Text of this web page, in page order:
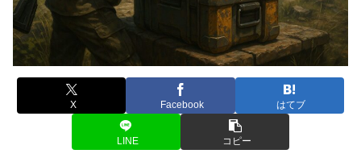
X Facebook はてブ
LINE コピー